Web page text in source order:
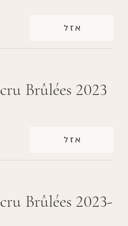
אזל
cru Brûlées 2023
אזל
cru Brûlées 2023-